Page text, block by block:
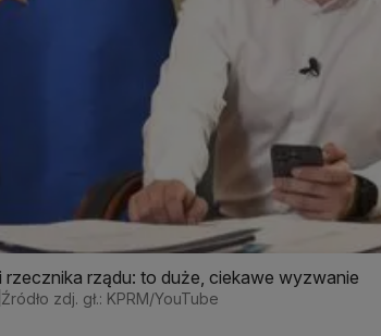
rzecznika rządu: to duże, ciekawe wyzwanie
Źródło zdj. gł.: KPRM/YouTube